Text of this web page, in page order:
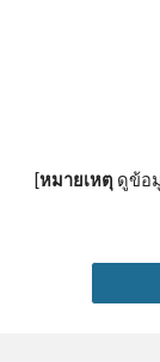
[หมายเหตุ ดูข้อ